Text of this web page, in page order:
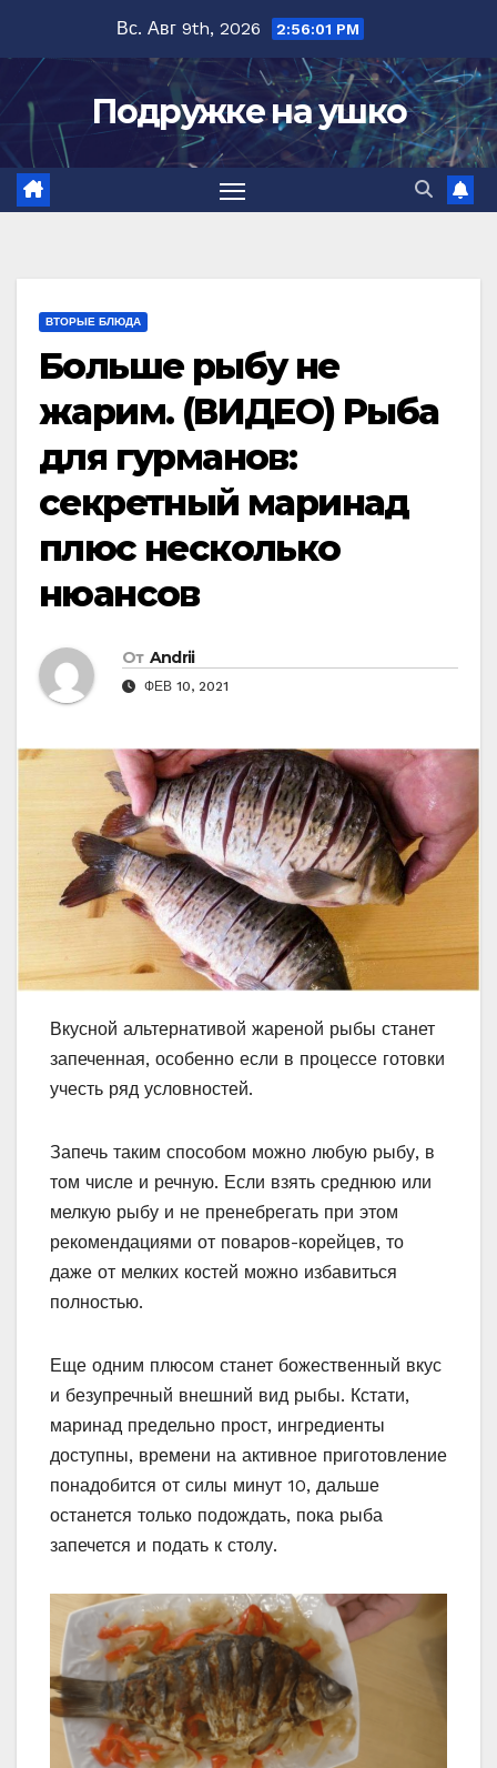
содержимому
Вс. Авг 9th, 2026 2:56:03 PM
Подружке на ушко
ВТОРЫЕ БЛЮДА
Больше рыбу не
жарим. (ВИДЕО) Рыба
для гурманов:
секретный маринад
плюс несколько
нюансов
От Andrii
ФЕВ 10, 2021
Вкусной альтернативой жареной рыбы станет
запеченная, особенно если в процессе готовки
учесть ряд условностей.
Запечь таким способом можно любую рыбу, в
том числе и речную. Если взять среднюю или
мелкую рыбу и не пренебрегать при этом
рекомендациями от поваров-корейцев, то
даже от мелких костей можно избавиться
полностью.
Еще одним плюсом станет божественный вкус
и безупречный внешний вид рыбы. Кстати,
маринад предельно прост, ингредиенты
доступны, времени на активное приготовление
понадобится от силы минут 10, дальше
останется только подождать, пока рыба
запечется и подать к столу.